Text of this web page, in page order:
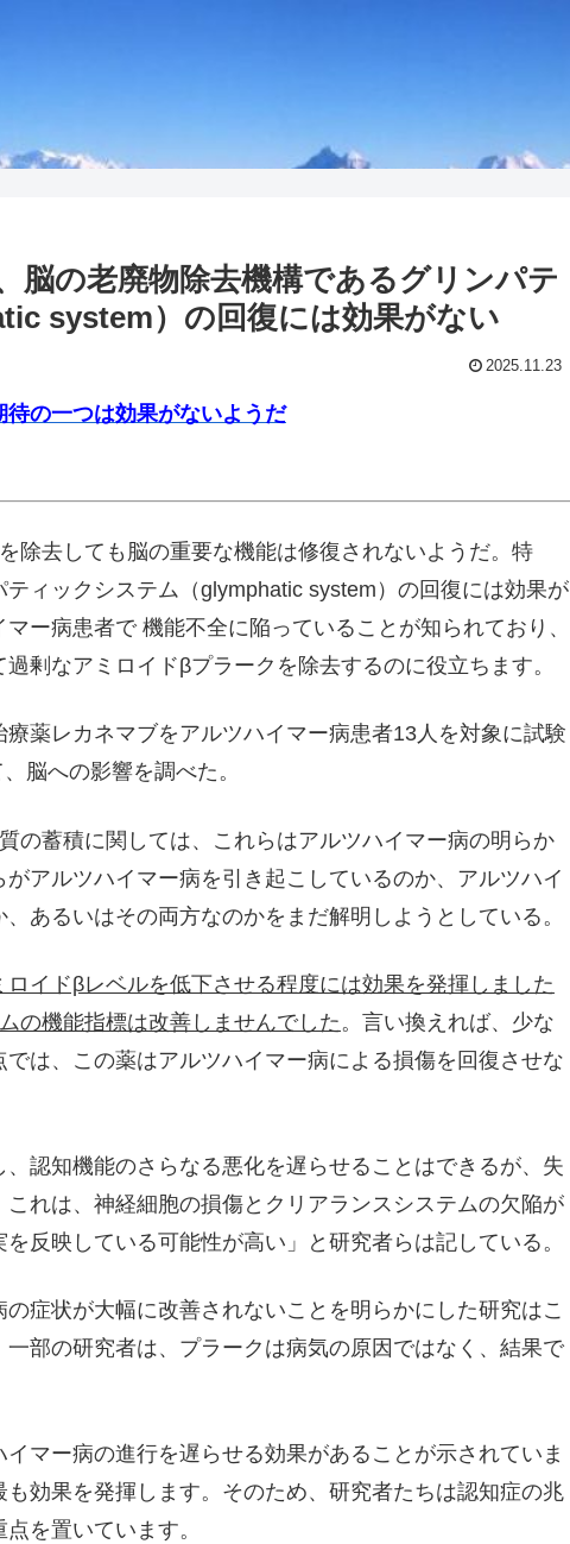
脳の老廃物除去機構であるグリンパテ
system）の回復には効果がない
2025.11.23
の一つは効果がないようだ
除去しても脳の重要な機能は修復されないようだ。特
ィックシステム（glymphatic system）の回復には効果が
ー病患者で 機能不全に陥っていることが知られており、
剰なアミロイドβプラークを除去するのに役立ちます。
薬レカネマブをアルツハイマー病患者13人を対象に試験
脳への影響を調べた。
の蓄積に関しては、これらはアルツハイマー病の明らか
アルツハイマー病を引き起こしているのか、アルツハイ
あるいはその両方なのかをまだ解明しようとしている。
イドβレベルを低下させる程度には効果を発揮しました
の機能指標は改善しませんでした 。言い換えれば、少な
は、この薬はアルツハイマー病による損傷を回復させな
、認知機能のさらなる悪化を遅らせることはできるが、失
れは、神経細胞の損傷とクリアランスシステムの欠陥が
反映している可能性が高い」と研究者らは記している。
症状が大幅に改善されないことを明らかにした研究はこ
部の研究者は、プラークは病気の原因ではなく、結果で
マー病の進行を遅らせる効果があることが示されていま
効果を発揮します。そのため、研究者たちは認知症の兆
を置いています。